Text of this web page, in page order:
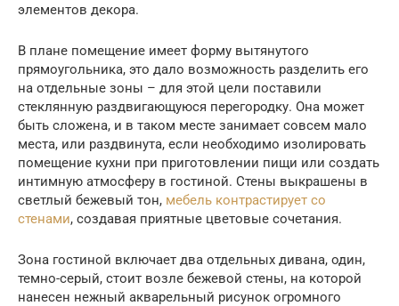
элементов декора.
В плане помещение имеет форму вытянутого
прямоугольника, это дало возможность разделить его
на отдельные зоны – для этой цели поставили
стеклянную раздвигающуюся перегородку. Она может
быть сложена, и в таком месте занимает совсем мало
места, или раздвинута, если необходимо изолировать
помещение кухни при приготовлении пищи или создать
интимную атмосферу в гостиной. Стены выкрашены в
светлый бежевый тон, мебель контрастирует со
стенами, создавая приятные цветовые сочетания.
Зона гостиной включает два отдельных дивана, один,
темно-серый, стоит возле бежевой стены, на которой
нанесен нежный акварельный рисунок огромного